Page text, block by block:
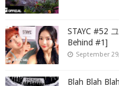
STAYC #52
Behind #1]
September
Blah Blah Blah